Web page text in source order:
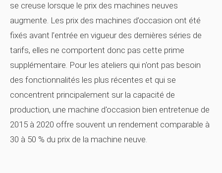
se creuse lorsque le prix des machines neuves
augmente. Les prix des machines d’occasion ont été
fixés avant l’entrée en vigueur des dernières séries de
tarifs, elles ne comportent donc pas cette prime
supplémentaire. Pour les ateliers qui n'ont pas besoin
des fonctionnalités les plus récentes et qui se
concentrent principalement sur la capacité de
production, une machine d'occasion bien entretenue de
2015 à 2020 offre souvent un rendement comparable à
30 à 50 % du prix de la machine neuve.